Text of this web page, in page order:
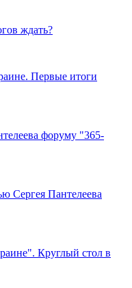
ждать?
Первые итоги
форуму "365-
Сергея Пантелеева
Круглый стол в